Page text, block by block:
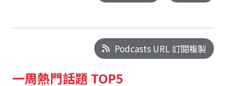
Podcasts URL 訂閱複製
一周熱門話題 TOP5